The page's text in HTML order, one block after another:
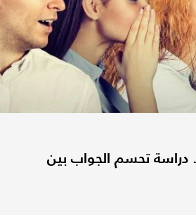
دراسة تحسم الجواب بين